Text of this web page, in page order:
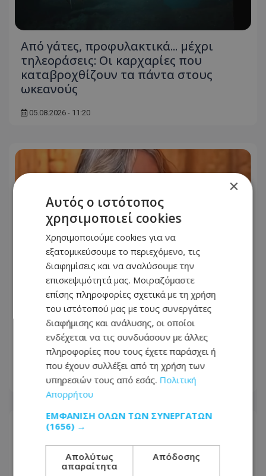
Από γάτες, προφυλακτικά... μέχρι
τηλεοράσεις: Οι καρχαρίες που
καταβροχθίζουν τα πάντα στους
ωκεανούς
05.08.2026 - 11:20
VIDEO - Σάλος με ηθοποιό: Την
συνέλαβαν επειδή φοράει στον λαιμό
της δονητή - «Τον έχω πάντα
πρόχειρο»
05.08.2026 - 10:14
×
Αυτός ο ιστότοπος
χρησιμοποιεί cookies
Χρησιμοποιούμε cookies για να
εξατομικεύσουμε το περιεχόμενο, τις
διαφημίσεις και να αναλύσουμε την
επισκεψιμότητά μας. Μοιραζόμαστε
επίσης πληροφορίες σχετικά με τη χρήση
του ιστότοπού μας με τους συνεργάτες
διαφήμισης και ανάλυσης, οι οποίοι
ενδέχεται να τις συνδυάσουν με άλλες
πληροφορίες που τους έχετε παράσχει ή
που έχουν συλλέξει από τη χρήση των
υπηρεσιών τους από εσάς. Πολιτική
Απορρήτου
ΕΜΦΆΝΙΣΗ ΌΛΩΝ ΤΩΝ ΣΥΝΕΡΓΑΤΏΝ
(1656) →
Απολύτως
απαραίτητα
Απόδοσης